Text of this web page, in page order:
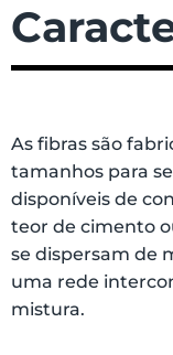
As fibras são
tamanhos para
disponíveis de
teor de cimento
se dispersam de
uma rede
mistura.